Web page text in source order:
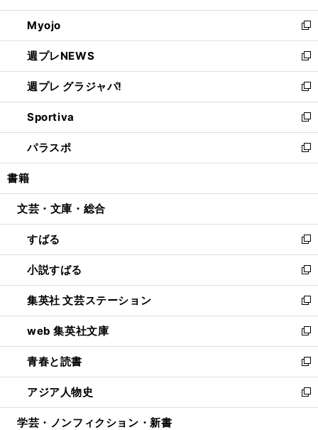
開
く
ウ
で
開
く
ン
ド
ウ
で
開
く
ウ
ィ
ン
ド
ウ
で
開
く
Myojo
新
し
い
ウ
ィ
ン
ド
ウ
で
開
週プレNEWS
新
し
い
ウ
ィ
ン
ド
ウ
開
週プレ グラジャパ!
新
し
い
ウ
ィ
ン
ウ
開
く
Sportiva
新
し
い
ウ
ン
ウ
で
開
く
パラスポ
新
し
ウ
ン
ド
ウ
で
開
く
書籍
文芸・文庫・総合
すばる
新
し
い
ウ
ィ
ン
ド
ウ
で
開
く
小説すばる
新
し
い
ウ
ィ
ン
ド
ウ
で
開
集英社 文芸ステーション
新
し
い
ウ
ィ
ン
ド
ウ
web 集英社文庫
新
し
い
ウ
ィ
ン
青春と読書
新
し
い
ウ
アジア人物史
新
し
学芸・ノンフィクション・新書